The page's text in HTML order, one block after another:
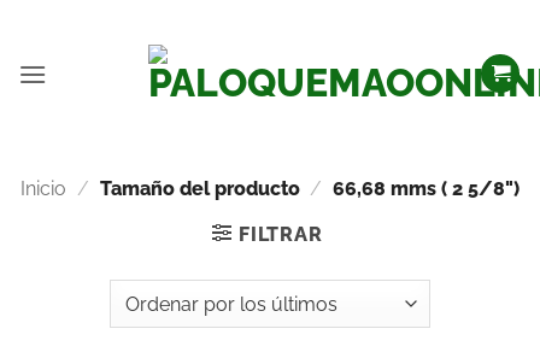
Inicio / Tamaño del producto / 66,68 mms ( 2 5/8")
FILTRAR